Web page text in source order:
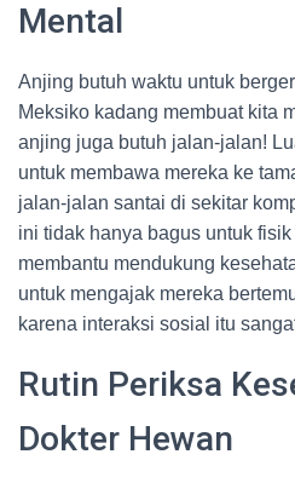
Mental
Anjing butuh waktu untuk
Meksiko kadang membuat kita
anjing juga butuh jalan-jalan!
untuk membawa mereka ke
jalan-jalan santai di sekitar
ini tidak hanya bagus untuk
membantu mendukung
untuk mengajak mereka
karena interaksi sosial itu
Rutin Periksa
Dokter Hewan